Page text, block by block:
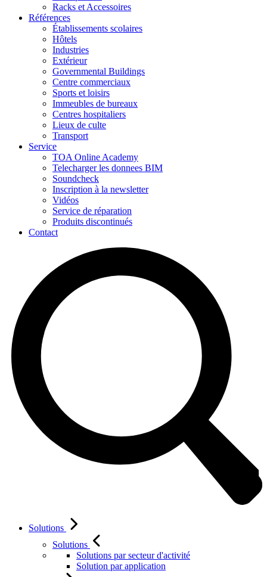
Racks et Accessoires
Références
Établissements scolaires
Hôtels
Industries
Extérieur
Governmental Buildings
Centre commerciaux
Sports et loisirs
Immeubles de bureaux
Centres hospitaliers
Lieux de culte
Transport
Service
TOA Online Academy
Telecharger les donnees BIM
Soundcheck
Inscription à la newsletter
Vidéos
Service de réparation
Produits discontinués
Contact
Solutions
Solutions
Solutions par secteur d'activité
Solution par application